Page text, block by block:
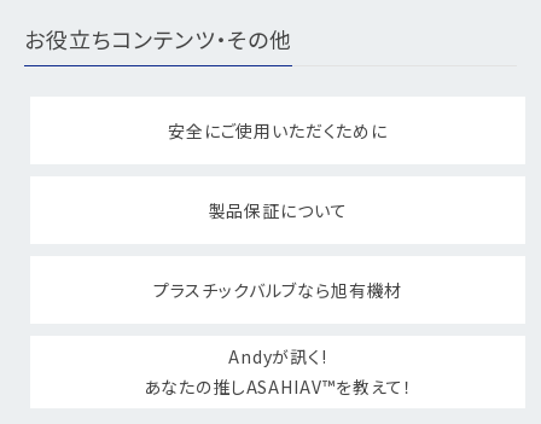
お役立ちコンテンツ・その他
安全にご使用いただくために
製品保証について
プラスチックバルブなら旭有機材
Andyが訊く!
あなたの推しASAHIAV™を教えて！